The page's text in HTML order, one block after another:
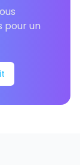
pour un